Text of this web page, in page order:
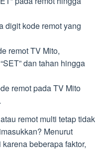
digit kode remot yang
remot TV Mito,
dan tahan hingga
remot pada TV Mito
remot multi tetap tidak
Menurut
beberapa faktor,